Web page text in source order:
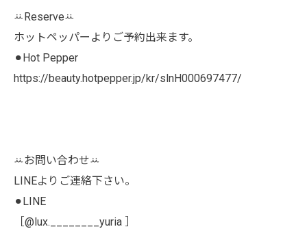
ꕁReserveꕁ
ホットペッパーよりご予約出来ます。
⚫︎Hot Pepper
https://beauty.hotpepper.jp/kr/slnH000697477/
ꕁお問い合わせꕁ
LINEよりご連絡下さい。
⚫︎LINE
［@lux.________yuria ］